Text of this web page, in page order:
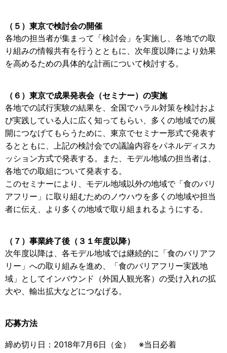
（５）東京で検討会の開催
各地の担当者が集まって「検討会」を実施し、各地での取
り組みの情報共有を行うとともに、次年度以降により効果
を高めるための具体的な計画について検討する。
（６）東京で成果発表会（セミナー）の実施
各地での試行実験の結果を、全国でハラル対策を検討およ
び実践している人に広く知ってもらい、多くの地域での展
開につなげてもらうために、東京でセミナー形式で発表す
るとともに、上記の検討会での議論内容をパネルディスカ
ッション方式で発表する。また、モデル地域の担当者は、
各地での取組について発表する。
このセミナーにより、モデル地域以外の地域で「食のバリ
アフリー」に取り組むためのノウハウを多くの地域や担当
者に伝え、より多くの地域で取り組まれるようにする。
（７）事業終了後（３１年度以降）
次年度以降は、各モデル地域では継続的に「食のバリアフ
リー」への取り組みを進め、「食のバリアフリー実践地
域」としてインバウンド（外国人観光客）の受け入れの拡
大や、輸出拡大などにつなげる。
応募方法
締め切り日：2018年7月6日（金） ※当日必着